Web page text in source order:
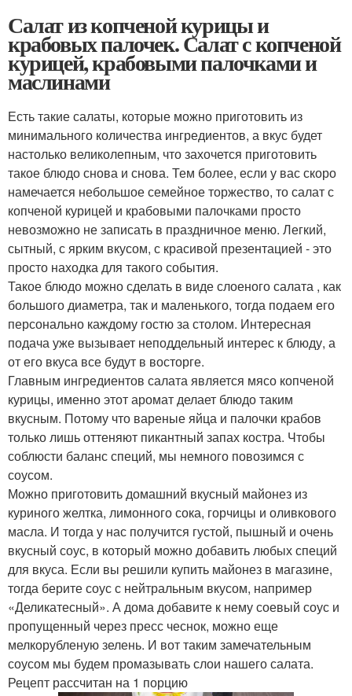
Салат из копченой курицы и
крабовых палочек. Салат с копченой
курицей, крабовыми палочками и
маслинами
Есть такие салаты, которые можно приготовить из
минимального количества ингредиентов, а вкус будет
настолько великолепным, что захочется приготовить
такое блюдо снова и снова. Тем более, если у вас скоро
намечается небольшое семейное торжество, то салат с
копченой курицей и крабовыми палочками просто
невозможно не записать в праздничное меню. Легкий,
сытный, с ярким вкусом, с красивой презентацией - это
просто находка для такого события.
Такое блюдо можно сделать в виде слоеного салата , как
большого диаметра, так и маленького, тогда подаем его
персонально каждому гостю за столом. Интересная
подача уже вызывает неподдельный интерес к блюду, а
от его вкуса все будут в восторге.
Главным ингредиентов салата является мясо копченой
курицы, именно этот аромат делает блюдо таким
вкусным. Потому что вареные яйца и палочки крабов
только лишь оттеняют пикантный запах костра. Чтобы
соблюсти баланс специй, мы немного повозимся с
соусом.
Можно приготовить домашний вкусный майонез из
куриного желтка, лимонного сока, горчицы и оливкового
масла. И тогда у нас получится густой, пышный и очень
вкусный соус, в который можно добавить любых специй
для вкуса. Если вы решили купить майонез в магазине,
тогда берите соус с нейтральным вкусом, например
«Деликатесный». А дома добавите к нему соевый соус и
пропущенный через пресс чеснок, можно еще
мелкорубленую зелень. И вот таким замечательным
соусом мы будем промазывать слои нашего салата.
Рецепт рассчитан на 1 порцию